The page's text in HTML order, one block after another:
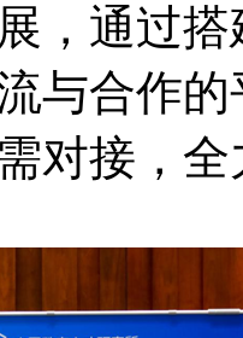
，通过
与合作
对接，